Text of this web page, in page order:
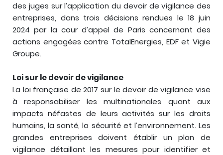
des juges sur l’application du devoir de vigilance des
entreprises, dans trois décisions rendues le 18 juin
2024 par la cour d’appel de Paris concernant des
actions engagées contre TotalEnergies, EDF et Vigie
Groupe.
Loi sur le devoir de vigilance
La loi française de 2017 sur le devoir de vigilance vise
à responsabiliser les multinationales quant aux
impacts néfastes de leurs activités sur les droits
humains, la santé, la sécurité et l’environnement. Les
grandes entreprises doivent établir un plan de
vigilance détaillant les mesures pour identifier et